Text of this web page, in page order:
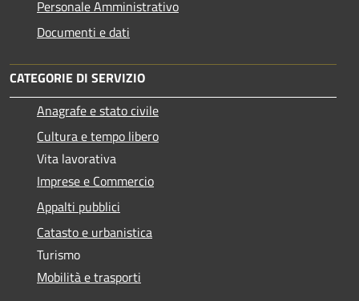
Personale Amministrativo
Documenti e dati
CATEGORIE DI SERVIZIO
Anagrafe e stato civile
Cultura e tempo libero
Vita lavorativa
Imprese e Commercio
Appalti pubblici
Catasto e urbanistica
Turismo
Mobilità e trasporti